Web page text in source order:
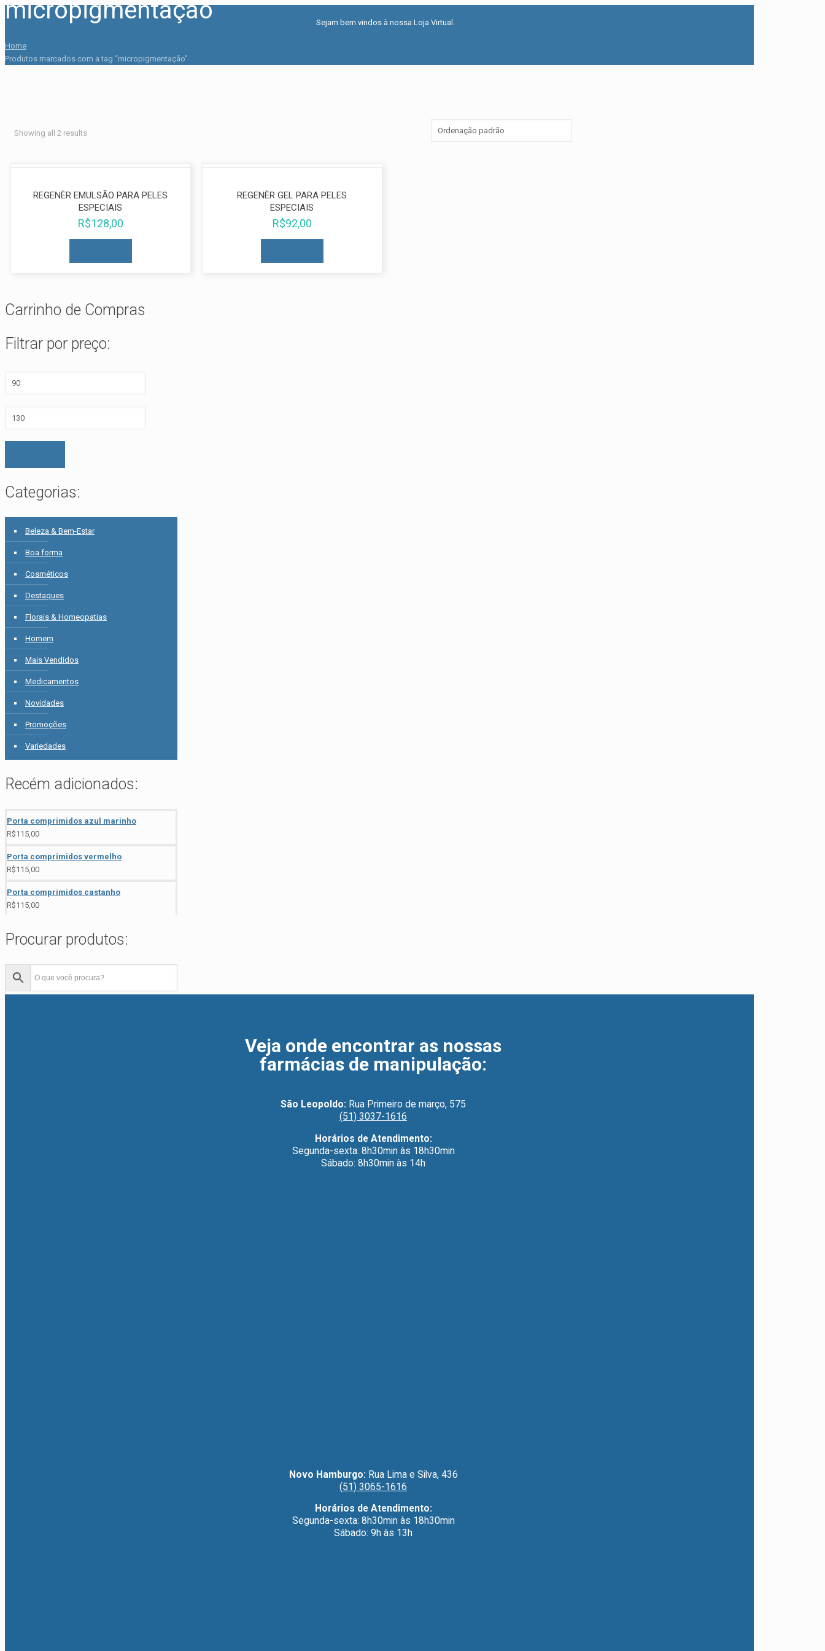
Sejam bem vindos à nossa Loja Virtual.
micropigmentação
Home
Produtos marcados com a tag “micropigmentação”
Showing all 2 results
REGENÈR EMULSÃO PARA PELES
ESPECIAIS
R$128,00
REGENÈR GEL PARA PELES
ESPECIAIS
R$92,00
Carrinho de Compras
Filtrar por preço:
Categorias:
Beleza & Bem-Estar
Boa forma
Cosméticos
Destaques
Florais & Homeopatias
Homem
Mais Vendidos
Medicamentos
Novidades
Promoções
Variedades
Recém adicionados:
Porta comprimidos azul marinho
R$115,00
Porta comprimidos vermelho
R$115,00
Porta comprimidos castanho
R$115,00
Procurar produtos:
Veja onde encontrar as nossas
farmácias de manipulação:
São Leopoldo: Rua Primeiro de março, 575
(51) 3037-1616
Horários de Atendimento:
Segunda-sexta: 8h30min às 18h30min
Sábado: 8h30min às 14h
Novo Hamburgo: Rua Lima e Silva, 436
(51) 3065-1616
Horários de Atendimento:
Segunda-sexta: 8h30min às 18h30min
Sábado: 9h às 13h